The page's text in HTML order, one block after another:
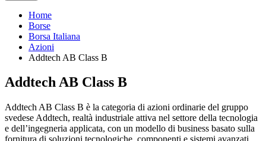
Home
Borse
Borsa Italiana
Azioni
Addtech AB Class B
Addtech AB Class B
Addtech AB Class B è la categoria di azioni ordinarie del gruppo
svedese Addtech, realtà industriale attiva nel settore della tecnologia
e dell’ingegneria applicata, con un modello di business basato sulla